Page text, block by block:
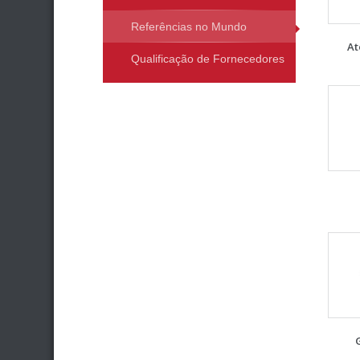
Referências no Mundo
Qualificação de Fornecedores